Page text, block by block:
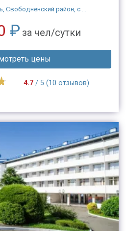
Свободненский район, с ...
₽ за чел/сутки
цены
4.7/ 5 (10 отзывов)